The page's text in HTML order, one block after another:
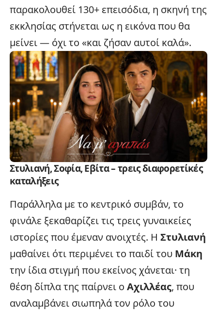
παρακολουθεί 130+ επεισόδια, η σκηνή της
εκκλησίας στήνεται ως η εικόνα που θα
μείνει — όχι το «και ζήσαν αυτοί καλά».
Στυλιανή, Σοφία, Εβίτα – τρεις διαφορετίκές
καταλήξεις
Παράλληλα με το κεντρικό συμβάν, το
φινάλε ξεκαθαρίζει τις τρεις γυναικείες
ιστορίες που έμεναν ανοιχτές. Η Στυλιανή
μαθαίνει ότι περιμένει το παιδί του Μάκη
την ίδια στιγμή που εκείνος χάνεται· τη
θέση δίπλα της παίρνει ο Αχιλλέας, που
αναλαμβάνει σιωπηλά τον ρόλο του